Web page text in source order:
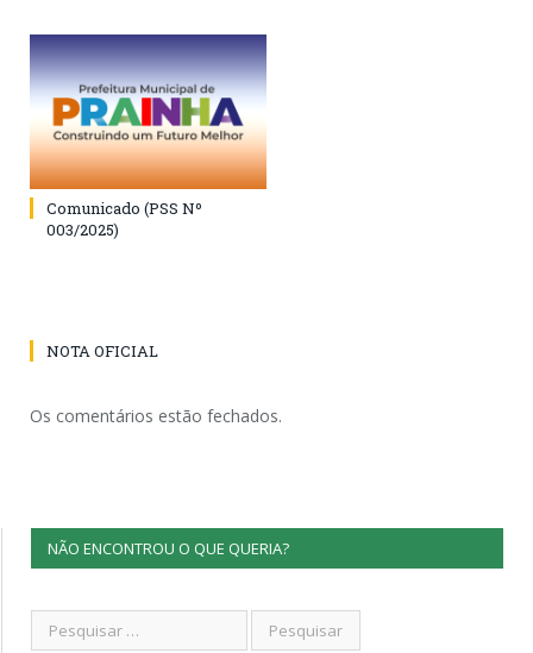
Comunicado (PSS Nº
003/2025)
NOTA OFICIAL
Os comentários estão fechados.
NÃO ENCONTROU O QUE QUERIA?